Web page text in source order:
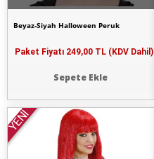
Beyaz-Siyah Halloween Peruk
Paket Fiyatı 249,00 TL (KDV Dahil)
Sepete Ekle
YENİ